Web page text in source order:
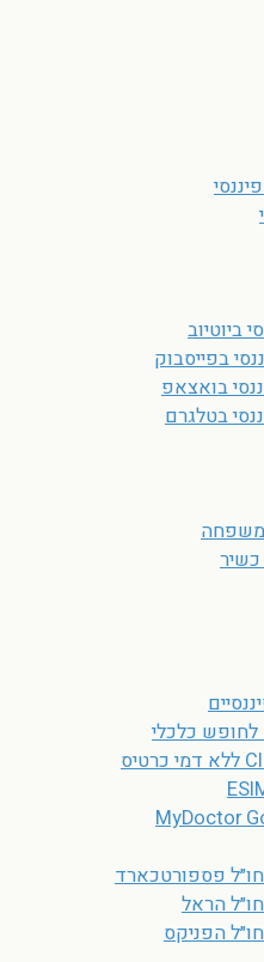
ביוטיוב
בפייסבוק
בואצאפ
בטלגרם
משפחה
כשיר
כלכלי
פספורטכארד
הראל
הפניקס